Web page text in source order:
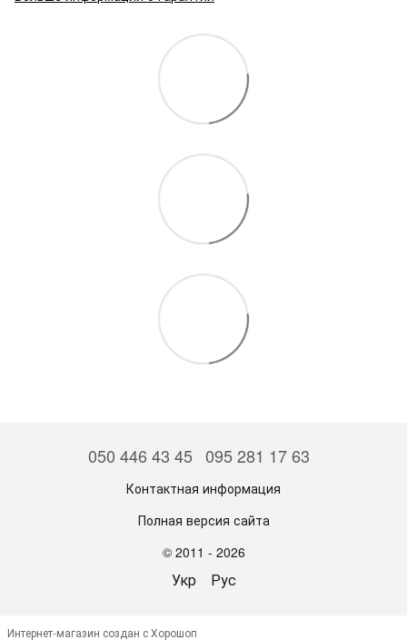
050 446 43 45 095 281 17 63
Контактная информация
Полная версия сайта
© 2011 - 2026
Укр Рус
Интернет-магазин создан с Хорошоп